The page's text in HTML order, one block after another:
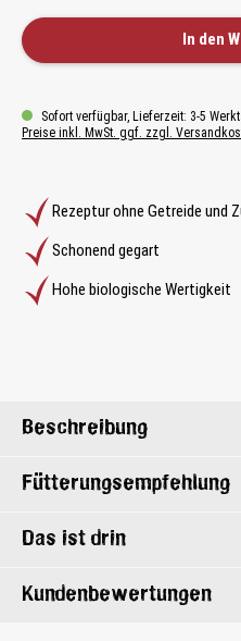
Rezeptur ohne Getreide und
Schonend gegart
Hohe biologische Wertigkeit
In den
Sofort verfügbar, Lieferzeit: 3-5
Preise inkl. MwSt. ggf. zzgl.
Beschreibung
Fütterungsempfehlung
Das ist drin
Kundenbewertungen